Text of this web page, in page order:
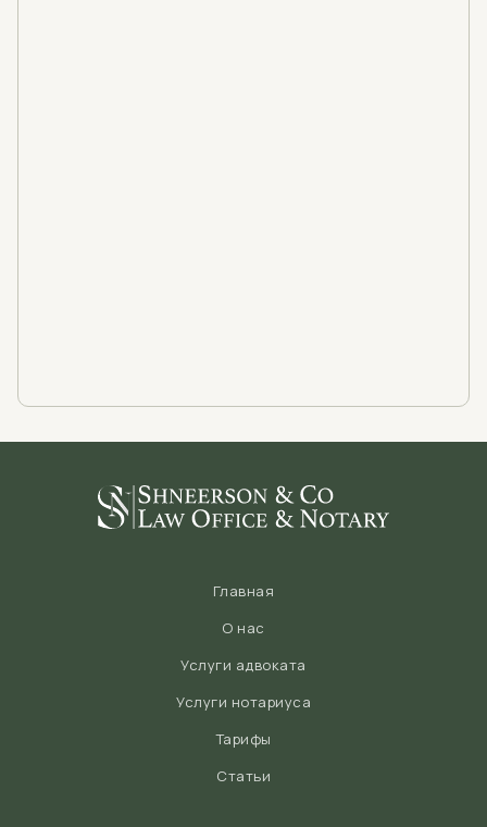
Главная
О нас
Услуги адвоката
Услуги нотариуса
Тарифы
Статьи